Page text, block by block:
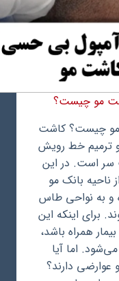
مو چیست؟
چیست؟ کاشت
ترمیم خط رویش
سر است. در این
ناحیه بانک مو
و به نواحی طاس
برای اینکه این
همراه باشد،
اما آیا
دارند؟